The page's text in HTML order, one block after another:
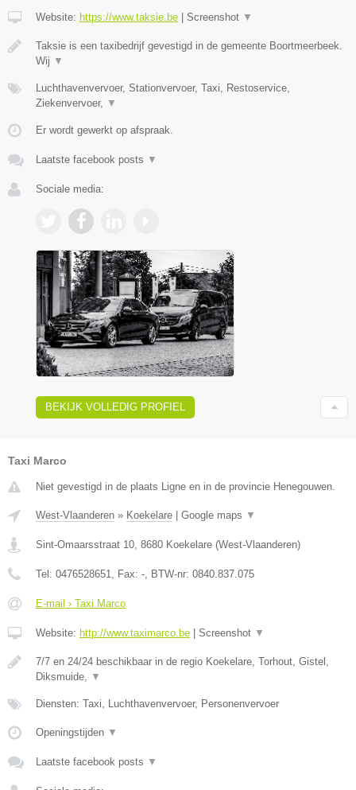
Website: https://www.taksie.be Screenshot ▼
Taksie is een taxibedrijf gevestigd in de gemeente Boortmeerbeek.
Wij ▼
Luchthavenvervoer, Stationvervoer, Taxi, Restoservice,
Ziekenvervoer, ▼
Er wordt gewerkt op afspraak.
Laatste facebook posts ▼
Sociale media:
BEKIJK VOLLEDIG PROFIEL
Taxi Marco
Niet gevestigd in de plaats Ligne en in de provincie Henegouwen.
West-Vlaanderen » Koekelare Google maps ▼
Sint-Omaarsstraat 10 8680 Koekelare (West-Vlaanderen)
Tel: 0476528651 , Fax: - , BTW-nr: 0840.837.075
E-mail › Taxi Marco
Website: http://www.taximarco.be Screenshot ▼
7/7 en 24/24 beschikbaar in de regio Koekelare, Torhout, Gistel,
Diksmuide,
▼
Diensten: Taxi, Luchthavenvervoer, Personenvervoer
Openingstijden ▼
Laatste facebook posts ▼